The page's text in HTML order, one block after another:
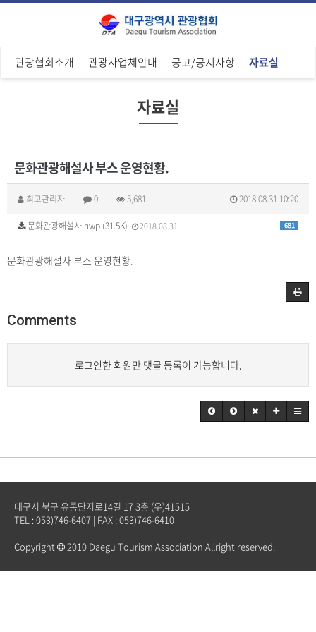
관광협회소개 관광사업체안내 공고/공지사항 자료실
자료실
문화관광해설사 부스 운영현황.
최고관리자 0 5,681 2018.08.31 10:20
681
문화관광해설사.hwp (31.5K) 2018.08.31
문화관광해설사 부스 운영현황.
Comments
로그인한 회원만 댓글 등록이 가능합니다.
대구시 북구 유통단지로14길 17 3층 (우)41515
TEL : 053)746-6407 | FAX : 053)746-6410
Copyright
2010 Daegu Tourism Association Allright reserved.